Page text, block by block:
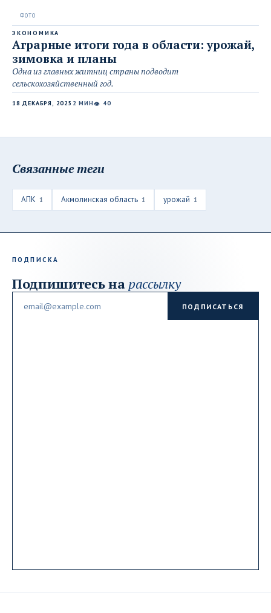
ЭКОНОМИКА
Аграрные итоги года в области: урожай,
зимовка и планы
Одна из главных житниц страны подводит
сельскохозяйственный год.
18 ДЕКАБРЯ, 2025 2 МИН👁 40
Связанные теги
АПК 1 Акмолинская область 1 урожай 1
ПОДПИСКА
Подпишитесь на рассылку
ПОДПИСАТЬСЯ